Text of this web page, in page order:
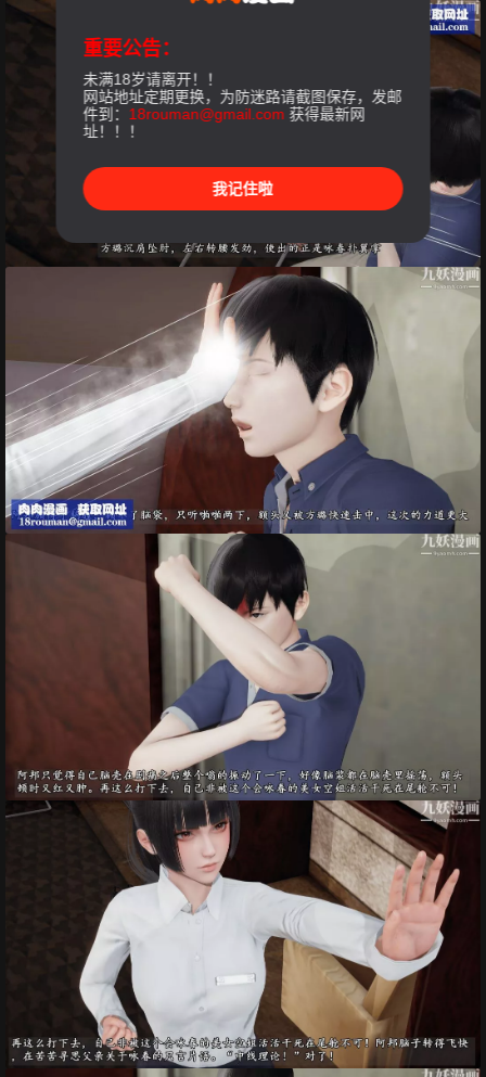
重要公告：
未满18岁请离开！！
网站地址定期更换，为防迷路请截图保存，发邮
件到： 18rouman@gmail.com 获得最新网
址！！！
我记住啦